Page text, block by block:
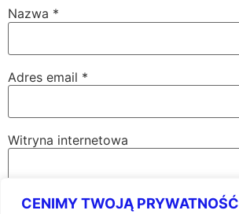
CENIMY TWOJĄ PRYWATNOŚĆ
Nazwa *
Adres email *
Witryna internetowa